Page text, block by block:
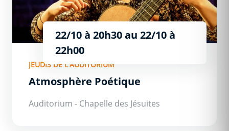
22/10 à 20h30au 22/10 à
22h00
JEUDIS DE L'AUDITORIUM
Atmosphère Poétique
Auditorium - Chapelle des Jésuites